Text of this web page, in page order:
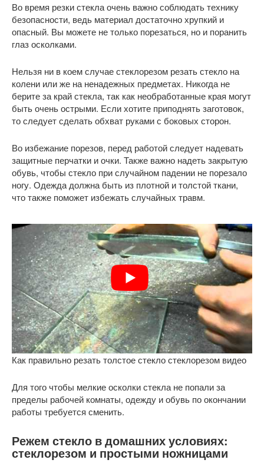
Во время резки стекла очень важно соблюдать технику
безопасности, ведь материал достаточно хрупкий и
опасный. Вы можете не только порезаться, но и поранить
глаз осколками.
Нельзя ни в коем случае стеклорезом резать стекло на
колени или же на ненадежных предметах. Никогда не
берите за край стекла, так как необработанные края могут
быть очень острыми. Если хотите приподнять заготовок,
то следует сделать обхват руками с боковых сторон.
Во избежание порезов, перед работой следует надевать
защитные перчатки и очки. Также важно надеть закрытую
обувь, чтобы стекло при случайном падении не порезало
ногу. Одежда должна быть из плотной и толстой ткани,
что также поможет избежать случайных травм.
Как правильно резать толстое стекло стеклорезом видео
Для того чтобы мелкие осколки стекла не попали за
пределы рабочей комнаты, одежду и обувь по окончании
работы требуется сменить.
Режем стекло в домашних условиях:
стеклорезом и простыми ножницами